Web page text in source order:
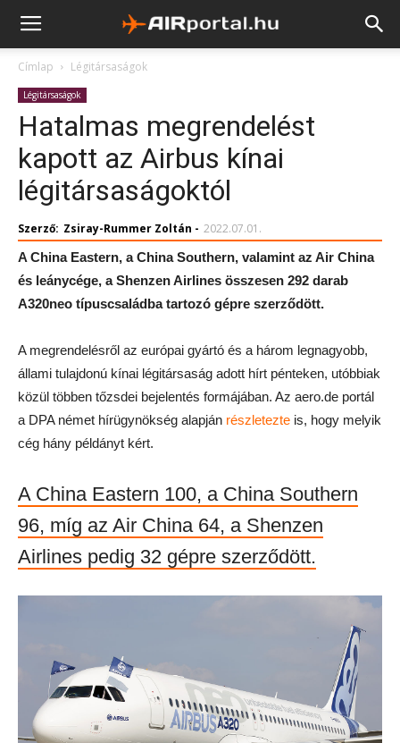
Címlap Légitársaságok
Légitársaságok
Hatalmas megrendelést
kapott az Airbus kínai
légitársaságoktól
Szerző: Zsiray-Rummer Zoltán - 2022.07.01.
A China Eastern, a China Southern, valamint az Air China
és leánycége, a Shenzen Airlines összesen 292 darab
A320neo típuscsaládba tartozó gépre szerződött.
A megrendelésről az európai gyártó és a három legnagyobb,
állami tulajdonú kínai légitársaság adott hírt pénteken, utóbbiak
közül többen tőzsdei bejelentés formájában. Az aero.de portál
a DPA német hírügynökség alapján részletezte is, hogy melyik
cég hány példányt kért.
A China Eastern 100, a China Southern
96, míg az Air China 64, a Shenzen
Airlines pedig 32 gépre szerződött.